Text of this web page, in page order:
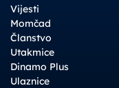
Vijesti
Momčad
Članstvo
Utakmice
Dinamo Plus
Ulaznice